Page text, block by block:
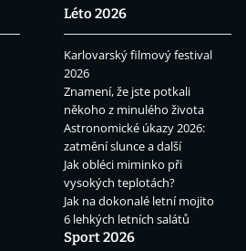
Léto 2026
Karlovarský filmový festival
2026
Znamení, že jste potkali
někoho z minulého života
Astronomické úkazy 2026:
zatmění slunce a další
Jak obléci miminko při
vysokých teplotách?
Jak na dokonalé letní mojito
6 lehkých letních salátů
Sport 2026